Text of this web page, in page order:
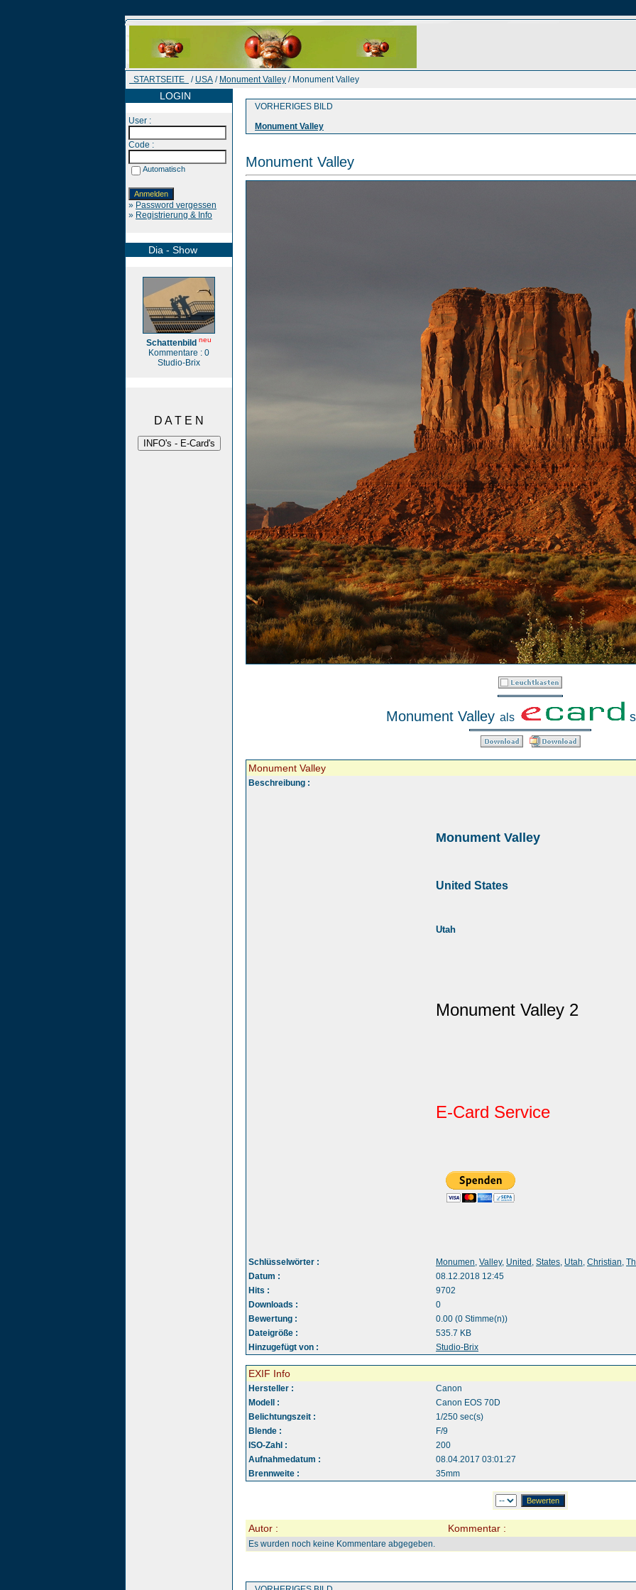
STARTSEITE / USA / Monument Valley / Monument Valley
LOGIN
User :
Code :
Automatisch
» Password vergessen
» Registrierung & Info
Dia - Show
Schattenbild neu
Kommentare : 0
Studio-Brix
D A T E N
VORHERIGES BILD
Monument Valley
Monument Valley
Monument Valley als
Monument Valley
Beschreibung :
Monument Valley
United States
Utah
Monument Valley 2
E-Card Service
Schlüsselwörter : Monumen, Valley, United , States, Utah, Christian,
Datum :
08.12.2018 12:45
Hits :
9702
Downloads :
0
Bewertung :
0.00 (0 Stimme(n))
Dateigröße :
535.7 KB
Hinzugefügt von :
Studio-Brix
EXIF Info
Hersteller :
Canon
Modell :
Canon EOS 70D
Belichtungszeit :
1/250 sec(s)
Blende :
F/9
ISO-Zahl :
200
Aufnahmedatum :
08.04.2017 03:01:27
Brennweite :
35mm
Autor : Kommentar :
Es wurden noch keine Kommentare abgegeben.